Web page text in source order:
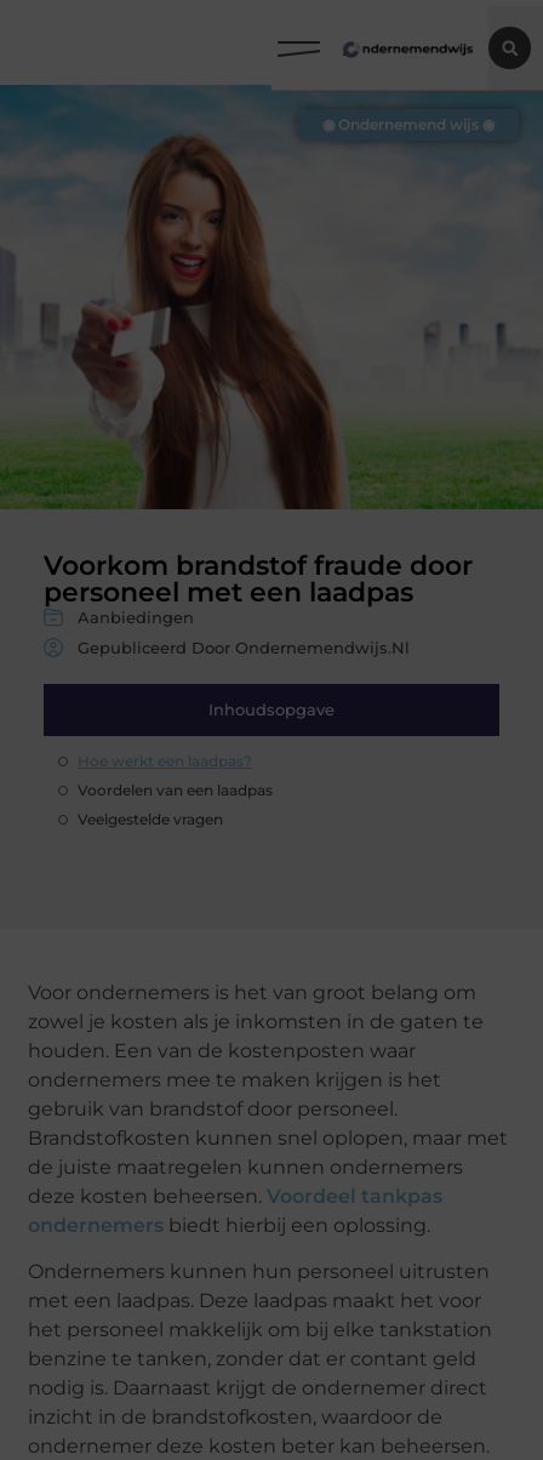
Voorkom brandstof fraude door
personeel met een laadpas
Aanbiedingen
Gepubliceerd Door Ondernemendwijs.nl
Inhoudsopgave
Hoe werkt een laadpas?
Voordelen van een laadpas
Veelgestelde vragen
◉ Ondernemend wijs ◉
Voor ondernemers is het van groot belang om
zowel je kosten als je inkomsten in de gaten te
houden. Een van de kostenposten waar
ondernemers mee te maken krijgen is het
gebruik van brandstof door personeel.
Brandstofkosten kunnen snel oplopen, maar met
de juiste maatregelen kunnen ondernemers
deze kosten beheersen.Voordeel tankpas
ondernemers biedt hierbij een oplossing.
Ondernemers kunnen hun personeel uitrusten
met een laadpas. Deze laadpas maakt het voor
het personeel makkelijk om bij elke tankstation
benzine te tanken, zonder dat er contant geld
nodig is. Daarnaast krijgt de ondernemer direct
inzicht in de brandstofkosten, waardoor de
ondernemer deze kosten beter kan beheersen.